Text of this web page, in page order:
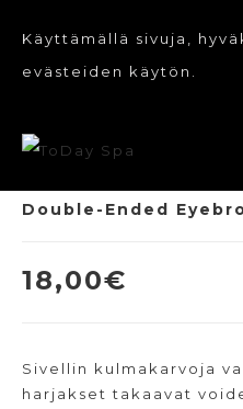
Käyttämällä sivuja,
evästeiden käytön.
Double-Ended
18,00€
Sivellin kulmakarvoja
harjakset takaavat